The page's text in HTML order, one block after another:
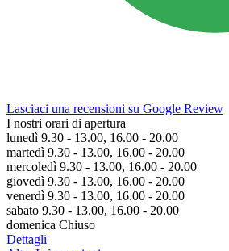
Lasciaci una recensioni su Google Review
I nostri orari di apertura
lunedì 9.30 - 13.00, 16.00 - 20.00
martedì 9.30 - 13.00, 16.00 - 20.00
mercoledì 9.30 - 13.00, 16.00 - 20.00
giovedì 9.30 - 13.00, 16.00 - 20.00
venerdì 9.30 - 13.00, 16.00 - 20.00
sabato 9.30 - 13.00, 16.00 - 20.00
domenica Chiuso
Dettagli